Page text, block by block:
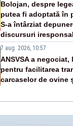
Bolojan, despre
putea fi adoptată în
S-a întârziat
discursuri
7 aug. 2026, 10:57
ANSVSA a
pentru facilitarea
carcaselor de ovine